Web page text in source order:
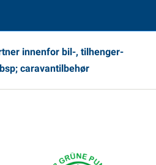
innenfor bil-, tilhenger-
caravantilbehør